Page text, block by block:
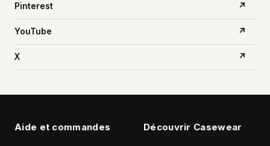
Pinterest ↗
YouTube ↗
X ↗
Aide et commandes Découvrir Casewear